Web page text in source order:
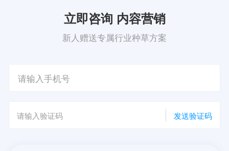
立即咨询 内容营销
新人赠送专属行业种草方案
发送验证码